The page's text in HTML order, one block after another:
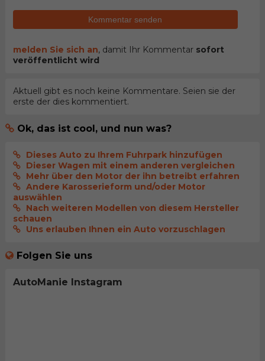
Kommentar senden
melden Sie sich an, damit Ihr Kommentar sofort
veröffentlicht wird
Aktuell gibt es noch keine Kommentare. Seien sie der
erste der dies kommentiert.
Ok, das ist cool, und nun was?
Dieses Auto zu Ihrem Fuhrpark hinzufügen
Dieser Wagen mit einem anderen vergleichen
Mehr über den Motor der ihn betreibt erfahren
Andere Karosserieform und/oder Motor
auswählen
Nach weiteren Modellen von diesem Hersteller
schauen
Uns erlauben Ihnen ein Auto vorzuschlagen
Folgen Sie uns
AutoManie Instagram